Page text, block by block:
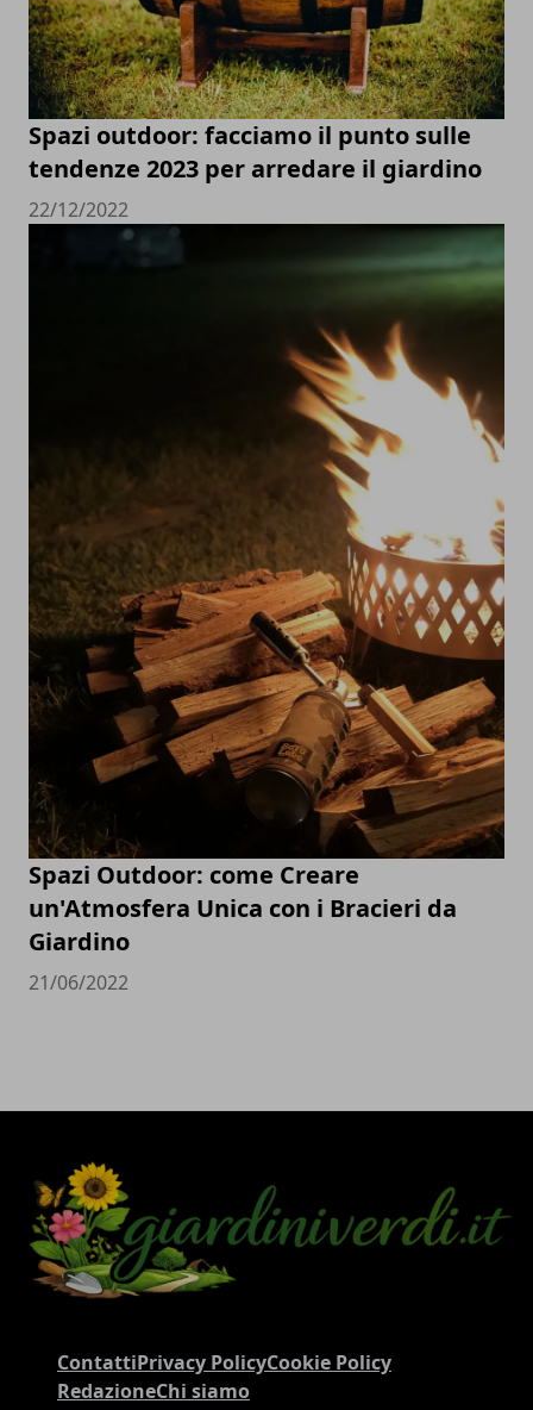
Spazi outdoor: facciamo il punto sulle
tendenze 2023 per arredare il giardino
22/12/2022
Spazi Outdoor: come Creare
un'Atmosfera Unica con i Bracieri da
Giardino
21/06/2022
ContattiPrivacy PolicyCookie Policy
RedazioneChi siamo